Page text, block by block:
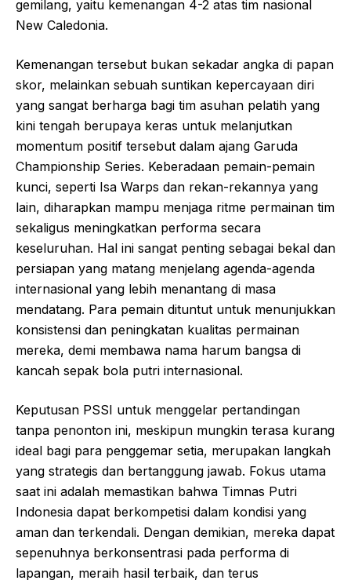
gemilang, yaitu kemenangan 4-2 atas tim nasional
New Caledonia.
Kemenangan tersebut bukan sekadar angka di papan
skor, melainkan sebuah suntikan kepercayaan diri
yang sangat berharga bagi tim asuhan pelatih yang
kini tengah berupaya keras untuk melanjutkan
momentum positif tersebut dalam ajang Garuda
Championship Series. Keberadaan pemain-pemain
kunci, seperti Isa Warps dan rekan-rekannya yang
lain, diharapkan mampu menjaga ritme permainan tim
sekaligus meningkatkan performa secara
keseluruhan. Hal ini sangat penting sebagai bekal dan
persiapan yang matang menjelang agenda-agenda
internasional yang lebih menantang di masa
mendatang. Para pemain dituntut untuk menunjukkan
konsistensi dan peningkatan kualitas permainan
mereka, demi membawa nama harum bangsa di
kancah sepak bola putri internasional.
Keputusan PSSI untuk menggelar pertandingan
tanpa penonton ini, meskipun mungkin terasa kurang
ideal bagi para penggemar setia, merupakan langkah
yang strategis dan bertanggung jawab. Fokus utama
saat ini adalah memastikan bahwa Timnas Putri
Indonesia dapat berkompetisi dalam kondisi yang
aman dan terkendali. Dengan demikian, mereka dapat
sepenuhnya berkonsentrasi pada performa di
lapangan, meraih hasil terbaik, dan terus